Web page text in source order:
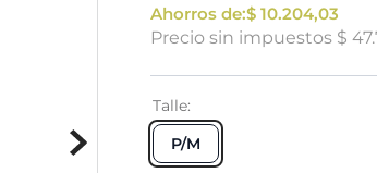
Serums & boosters faciales
Productos
Jabón en
Talcos & polvos pédicos
Ahorros de:$ 10.204,03
Precio sin impuestos $
Talle
P/M